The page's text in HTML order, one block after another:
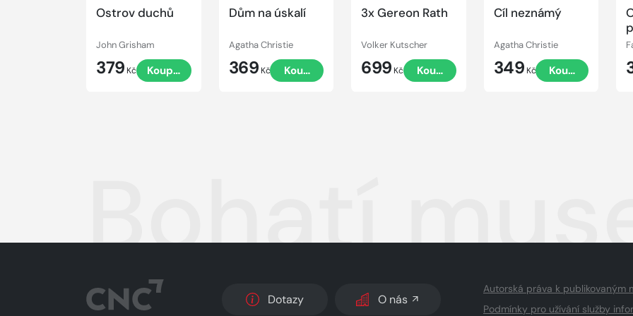
Ostrov duchů
John Grisham
379 Kč Koupit
Dům na úskalí
Agatha Christie
369 Kč Koupit
3x Gereon Rath
Volker Kutscher
699 Kč Koupit
Cíl neznámý
Agatha Christie
349 Kč Koupit
Bohatí
Dotazy O nás
Autorská práva k publikovaným
Podmínky pro užívání služby